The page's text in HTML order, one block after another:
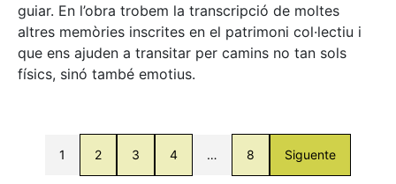
guiar. En l’obra trobem la transcripció de moltes
altres memòries inscrites en el patrimoni col·lectiu i
que ens ajuden a transitar per camins no tan sols
físics, sinó també emotius.
1 2 3 4 … 8 Siguente